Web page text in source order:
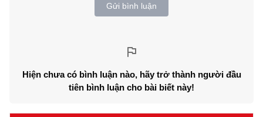
Gửi bình luận
Hiện chưa có bình luận nào, hãy trở thành người đầu
tiên bình luận cho bài biết này!